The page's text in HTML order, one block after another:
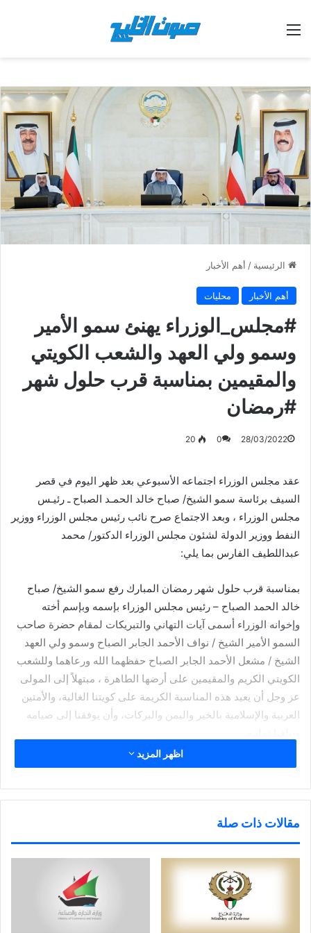
القائمة
الرئيسية / أهم الأخبار
أهم الأخبار محليات
#مجلس_الوزراء يهنئ سمو الأمير
وسمو ولي العهد والشعب الكويتي
والمقيمين بمناسبة قرب حلول شهر
#رمضان
28/03/2022
0
20
عقد مجلس الوزراء اجتماعه الأسبوعي بعد ظهر اليوم في قصر
السيف برئاسة سمو الشيخ/ صباح خالد الحمـد الصباح ـ رئيـس
مجلس الوزراء ، وبعد الاجتماع صرح نائب رئيس مجلس الوزراء ووزير
النفط ووزير الدولة لشئون مجلس الوزراء الدكتور/ محمد
عبداللطيف الفارس بما يلي:
بمناسبة قرب حلول شهر رمضان المبارك رفع سمو الشيخ/ صباح
خالد الحمد الصباح – رئيس مجلس الوزراء بإسمه وبإسم أخته
وإخوانه الوزراء أسمى آيات التهاني والتبريكات لمقام حضرة صاحب
السمو الأمير الشيخ / نواف الأحمد الجابر الصباح وسمو ولي العهد
الشيخ / مشعل الأحمد الجابر الصباح حفظهما الله ورعاهما وللشعب
الكويتي الكريم والمقيمين على أرضها الطاهرة ، مبتهلاً إلى المولى
عز وجل أن يعيد هذه المناسبة الكريمة على كويتنا الغالية، والأمتين
العربية والإسلامية بالخير واليمن والبركات، وأن يوفقنا إلى صيامه
ثم أحاط وزير الخارجية الشيخ / د. أحمد ناصر المحمد الصباح
المجلس علماً بنتائج مشاركته في اجتماع الدورة (48) لوزراء خارجية
الدول الأعضاء في منظمة التعاون الإسلامي التي عقدت في إسلام
آباد بجمهورية باكستان الإسلامية تحت عنوان (الشراكة من أجل
الوحدة والعدالة والتنمية) والتي تم خلالها مناقشة التحديات الراهنة
الخطيرة والمتصاعدة التي تمر بها الأمة الإسلامية والعالم وعدد من
القضايا الأخرى ذات الاهتمام بما فيها مكافحة الإرهاب ( الإسلاموفوبيا
) وتعزيز آلية التنسيق والتعاون لتحقيق أقصى دراجات الوحدة
والتضامن بين الدول الأعضاء في المنظمة، وخلال هذا الاجتماع
اظهر المزيد
مقالات ذات صلة